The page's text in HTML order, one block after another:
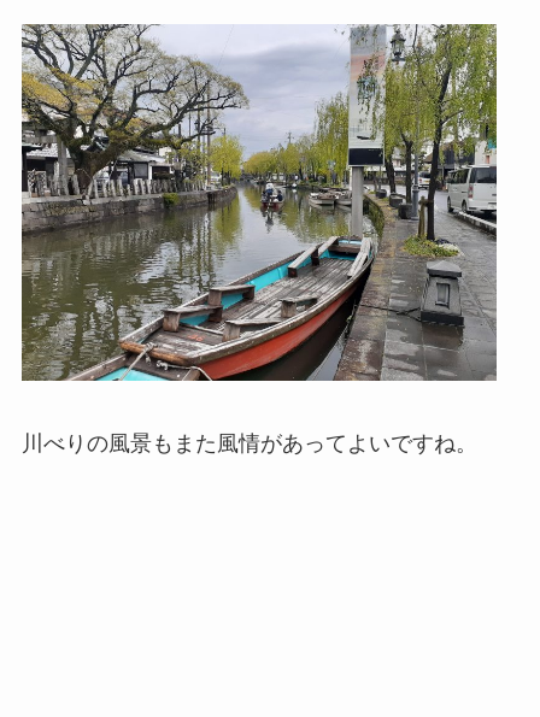
川べりの風景もまた風情があってよいですね。